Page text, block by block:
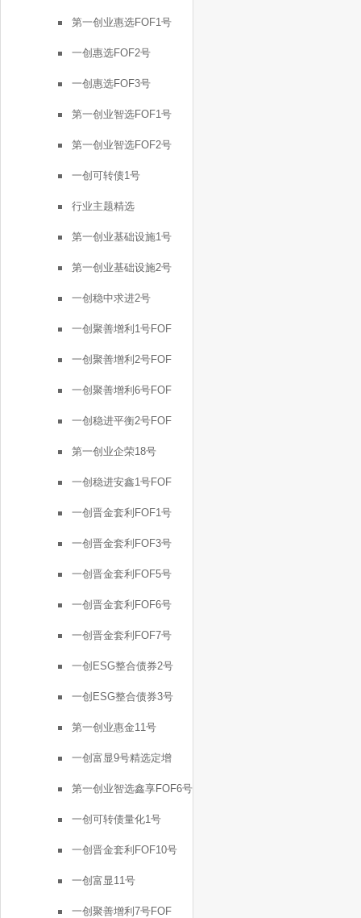
第一创业惠选FOF1号
一创惠选FOF2号
一创惠选FOF3号
第一创业智选FOF1号
第一创业智选FOF2号
一创可转债1号
行业主题精选
第一创业基础设施1号
第一创业基础设施2号
一创稳中求进2号
一创聚善增利1号FOF
一创聚善增利2号FOF
一创聚善增利6号FOF
一创稳进平衡2号FOF
第一创业企荣18号
一创稳进安鑫1号FOF
一创晋金套利FOF1号
一创晋金套利FOF3号
一创晋金套利FOF5号
一创晋金套利FOF6号
一创晋金套利FOF7号
一创ESG整合债券2号
一创ESG整合债券3号
第一创业惠金11号
一创富显9号精选定增
第一创业智选鑫享FOF6号
一创可转债量化1号
一创晋金套利FOF10号
一创富显11号
一创聚善增利7号FOF